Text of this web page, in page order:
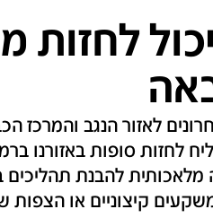
לחזות
לאזור הנגב והמרכז
לחזות סופות באזורנו
מלאכותית להבנת
קיצוניים או הצפות